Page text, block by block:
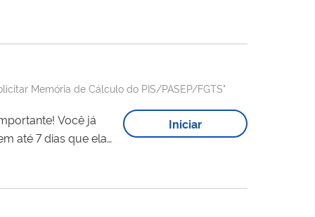
(Internet Banking).
Memória de Cálculo do PIS/PASEP/FGTS"
até 7 dias que ela
Iniciar